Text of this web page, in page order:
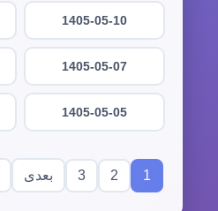
1405-05-10
1405-05-07
1405-05-05
1
2
3 بعدی